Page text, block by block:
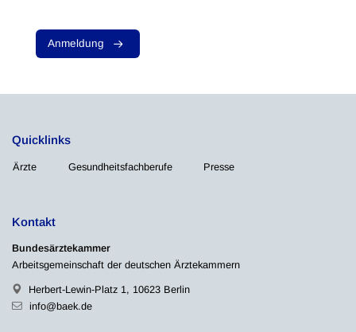
Anmeldung
Quicklinks
Ärzte Gesundheitsfachberufe Presse
Kontakt
Bundesärztekammer
Arbeitsgemeinschaft der deutschen Ärztekammern
Herbert-Lewin-Platz 1, 10623 Berlin
info@baek.de